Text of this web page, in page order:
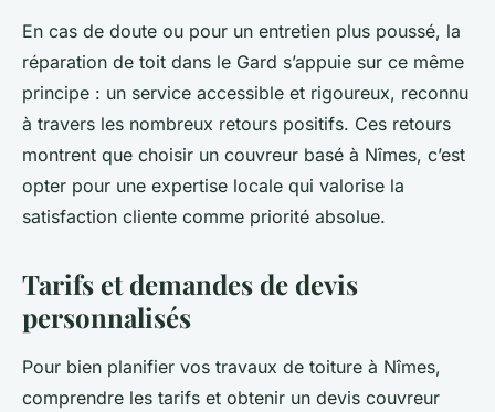
En cas de doute ou pour un entretien plus poussé, la
réparation de toit dans le Gard s’appuie sur ce même
principe : un service accessible et rigoureux, reconnu
à travers les nombreux retours positifs. Ces retours
montrent que choisir un couvreur basé à Nîmes, c’est
opter pour une expertise locale qui valorise la
satisfaction cliente comme priorité absolue.
Tarifs et demandes de devis
personnalisés
Pour bien planifier vos travaux de toiture à Nîmes,
comprendre les tarifs et obtenir un devis couvreur